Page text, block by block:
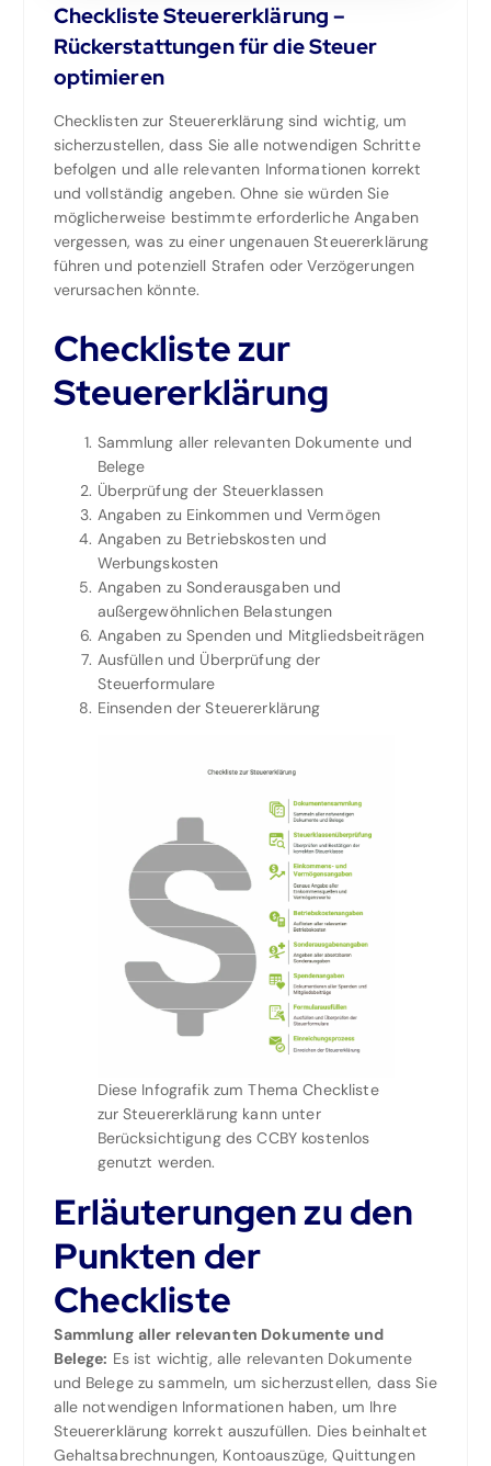
Checkliste Steuererklärung –
Rückerstattungen für die Steuer
optimieren
Checklisten zur Steuererklärung sind wichtig, um
sicherzustellen, dass Sie alle notwendigen Schritte
befolgen und alle relevanten Informationen korrekt
und vollständig angeben. Ohne sie würden Sie
möglicherweise bestimmte erforderliche Angaben
vergessen, was zu einer ungenauen Steuererklärung
führen und potenziell Strafen oder Verzögerungen
verursachen könnte.
Checkliste zur
Steuererklärung
Sammlung aller relevanten Dokumente und
Belege
Überprüfung der Steuerklassen
Angaben zu Einkommen und Vermögen
Angaben zu Betriebskosten und
Werbungskosten
Angaben zu Sonderausgaben und
außergewöhnlichen Belastungen
Angaben zu Spenden und Mitgliedsbeiträgen
Ausfüllen und Überprüfung der
Steuerformulare
Einsenden der Steuererklärung
Diese Infografik zum Thema Checkliste
zur Steuererklärung kann unter
Berücksichtigung des CCBY kostenlos
genutzt werden.
Erläuterungen zu den
Punkten der
Checkliste
Sammlung aller relevanten Dokumente und
Belege: Es ist wichtig, alle relevanten Dokumente
und Belege zu sammeln, um sicherzustellen, dass Sie
alle notwendigen Informationen haben, um Ihre
Steuererklärung korrekt auszufüllen. Dies beinhaltet
Gehaltsabrechnungen, Kontoauszüge, Quittungen